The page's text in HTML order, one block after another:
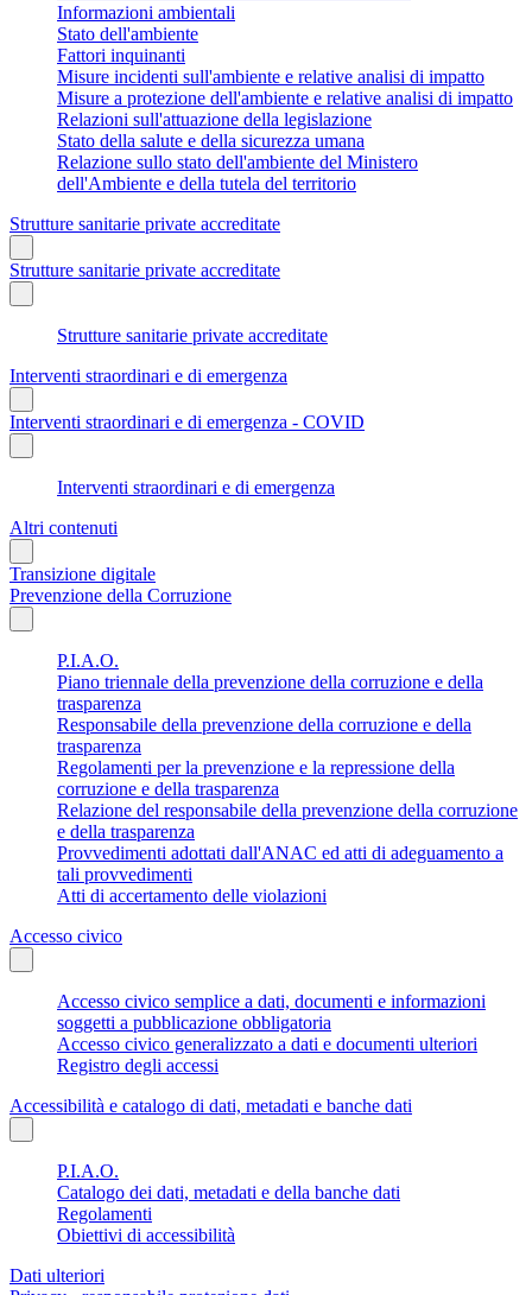
Informazioni ambientali
Stato dell'ambiente
Fattori inquinanti
Misure incidenti sull'ambiente e relative analisi di impatto
Misure a protezione dell'ambiente e relative analisi di impatto
Relazioni sull'attuazione della legislazione
Stato della salute e della sicurezza umana
Relazione sullo stato dell'ambiente del Ministero
dell'Ambiente e della tutela del territorio
Strutture sanitarie private accreditate
Strutture sanitarie private accreditate
Strutture sanitarie private accreditate
Interventi straordinari e di emergenza
Interventi straordinari e di emergenza - COVID
Interventi straordinari e di emergenza
Altri contenuti
Transizione digitale
Prevenzione della Corruzione
P.I.A.O.
Piano triennale della prevenzione della corruzione e della
trasparenza
Responsabile della prevenzione della corruzione e della
trasparenza
Regolamenti per la prevenzione e la repressione della
corruzione e della trasparenza
Relazione del responsabile della prevenzione della corruzione
e della trasparenza
Provvedimenti adottati dall'ANAC ed atti di adeguamento a
tali provvedimenti
Atti di accertamento delle violazioni
Accesso civico
Accesso civico semplice a dati, documenti e informazioni
soggetti a pubblicazione obbligatoria
Accesso civico generalizzato a dati e documenti ulteriori
Registro degli accessi
Accessibilità e catalogo di dati, metadati e banche dati
P.I.A.O.
Catalogo dei dati, metadati e della banche dati
Regolamenti
Obiettivi di accessibilità
Dati ulteriori